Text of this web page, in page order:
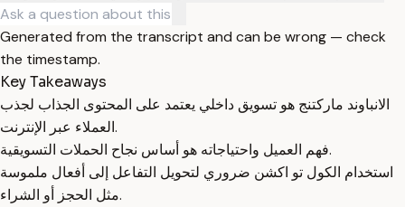
Generated from the transcript and can be wrong — check
the timestamp.
Key Takeaways
الانباوند ماركتنج هو تسويق داخلي يعتمد على المحتوى الجذاب لجذب
العملاء عبر الإنترنت.
فهم العميل واحتياجاته هو أساس نجاح الحملات التسويقية.
استخدام الكول تو اكشن ضروري لتحويل التفاعل إلى أفعال ملموسة
مثل الحجز أو الشراء.